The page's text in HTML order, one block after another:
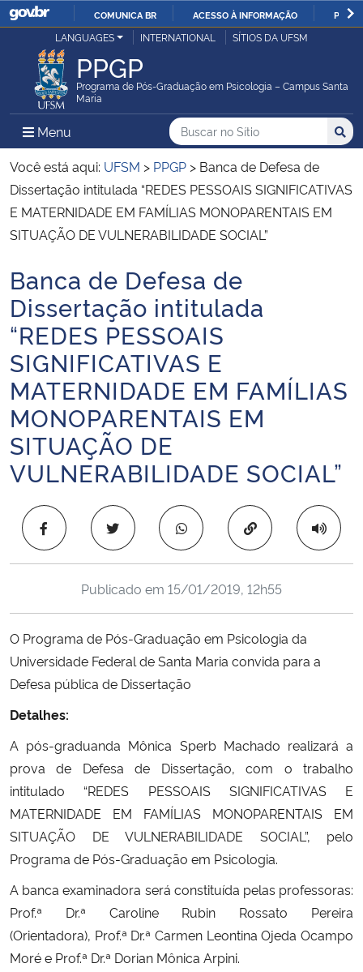
IR
O
COMUNICA BR ACESSO À INFORMAÇÃO
Ministério da Justiça e Segurança Pública
Ministério da Defesa
Ministério das Relações Exteriores
Ministério da Economia
Ministério da Agricultura, Pecuária e Abastecimento
Ministério da Educação
Ministério da Cidadania
Ministério da Saúde
Ministério de Minas e Energia
Ministério da Ciência, Tecnologia, Inovações e Comunicações
Ministério do Meio Ambiente
Ministério do Turismo
Ministério do Desenvolvimento Regional
Controladoria-Geral da União
Ministério da Mulher, da Família e dos Direitos Humanos
Secretaria-Geral
Secretaria de Governo
Advocacia-Geral da União
Banco Central do Brasil
LANGUAGES INTERNATIONAL SÍTIOS DA UFSM
PPGP
Programa de Pós-Graduação em Psicologia – Campus Santa
Maria
Menu Menu Principal do Sítio
Busca
Buscar no no Sítio
Busca:
Você está aqui: UFSM > PPGP > Banca de Defesa de
Dissertação intitulada “REDES PESSOAIS SIGNIFICATIVAS
E MATERNIDADE EM FAMÍLIAS MONOPARENTAIS EM
SITUAÇÃO DE VULNERABILIDADE SOCIAL”
Início do conteúdo
Banca de Defesa de
Dissertação intitulada
“REDES PESSOAIS
SIGNIFICATIVAS E
MATERNIDADE EM FAMÍLIAS
MONOPARENTAIS EM
SITUAÇÃO DE
VULNERABILIDADE SOCIAL”
Copiar para área
Publicado em 15/01/2019, 12h55
O Programa de Pós-Graduação em Psicologia da
Universidade Federal de Santa Maria convida para a
Defesa pública de Dissertação
Detalhes:
A pós-graduanda Mônica Sperb Machado realizará a
prova de Defesa de Dissertação, com o trabalho
intitulado “REDES PESSOAIS SIGNIFICATIVAS E
MATERNIDADE EM FAMÍLIAS MONOPARENTAIS EM
SITUAÇÃO DE VULNERABILIDADE SOCIAL”, pelo
Programa de Pós-Graduação em Psicologia.
A banca examinadora será constituída pelas professoras:
Prof.ª Dr.ª Caroline Rubin Rossato Pereira
(Orientadora), Prof.ª Dr.ª Carmen Leontina Ojeda Ocampo
Moré e Prof.ª Dr.ª Dorian Mônica Arpini.